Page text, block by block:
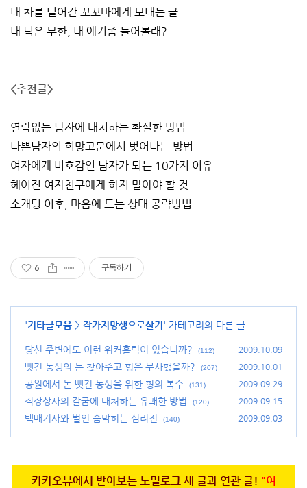
내 차를 털어간 꼬꼬마에게 보내는 글
내 닉은 무한, 내 얘기좀 들어볼래?
<추천글>
연락없는 남자에 대처하는 확실한 방법
나쁜남자의 희망고문에서 벗어나는 방법
여자에게 비호감인 남자가 되는 10가지 이유
헤어진 여자친구에게 하지 말아야 할 것
소개팅 이후, 마음에 드는 상대 공략방법
6 구독하기
'기타글모음 > 작가지망생으로살기 ' 카테고리의 다른 글
당신 주변에도 이런 워커홀릭이 있습니까? (112) 2009.10.09
뺏긴 동생의 돈 찾아주고 형은 무사했을까? (207) 2009.10.01
공원에서 돈 뺏긴 동생을 위한 형의 복수 (131) 2009.09.29
직장상사의 갈굼에 대처하는 유쾌한 방법 (120) 2009.09.15
택배기사와 벌인 숨막히는 심리전 (140) 2009.09.03
카카오뷰에서 받아보는 노멀로그 새 글과 연관 글! "여